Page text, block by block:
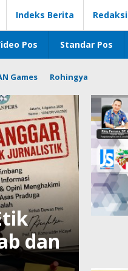
Indeks Berita Redaksi
Pos Standar Pos
Games Rohingya
dan